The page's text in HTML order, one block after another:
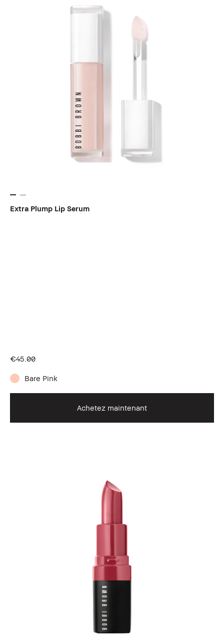
Extra Plump Lip Serum
€45.00
Bare Pink
Achetez maintenant